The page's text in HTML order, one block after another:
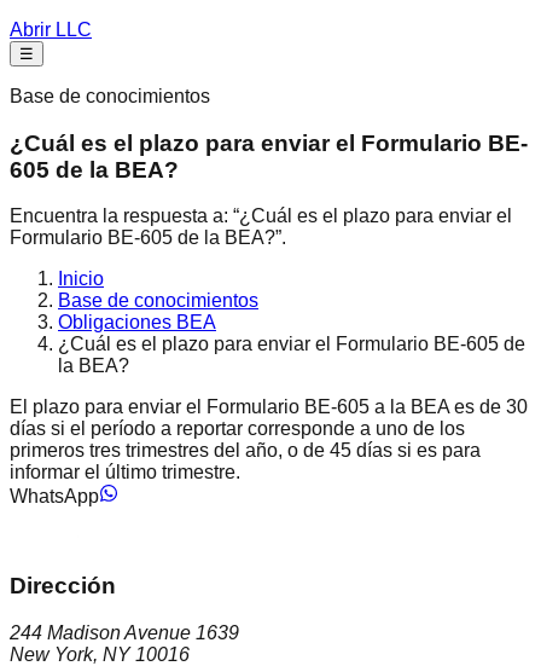
Abrir LLC
☰
Base de conocimientos
¿Cuál es el plazo para enviar el Formulario BE-
605 de la BEA?
Encuentra la respuesta a: “¿Cuál es el plazo para enviar el
Formulario BE-605 de la BEA?”.
Inicio
Base de conocimientos
Obligaciones BEA
¿Cuál es el plazo para enviar el Formulario BE-605 de
la BEA?
El plazo para enviar el Formulario BE-605 a la BEA es de 30
días si el período a reportar corresponde a uno de los
primeros tres trimestres del año, o de 45 días si es para
informar el último trimestre.
WhatsApp
Dirección
244 Madison Avenue 1639
New York, NY 10016